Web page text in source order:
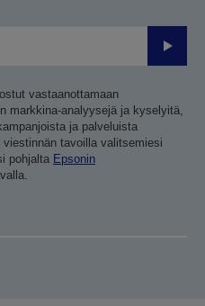
Lähetä
vastaanottamaan
markkina-analyysejä ja kyselyitä,
ja palveluista
tavoilla valitsemiesi
pohjalta Epsonin